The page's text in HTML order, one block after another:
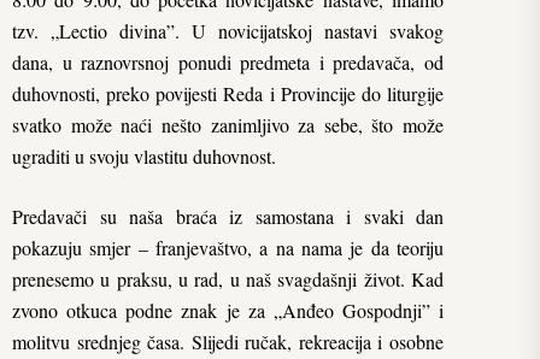
tzv. „Lectio divina”. U novicijatskoj nastavi svakog
dana, u raznovrsnoj ponudi predmeta i predavača, od
duhovnosti, preko povijesti Reda i Provincije do liturgije
svatko može naći nešto zanimljivo za sebe, što može
ugraditi u svoju vlastitu duhovnost.
Predavači su naša braća iz samostana i svaki dan
pokazuju smjer – franjevaštvo, a na nama je da teoriju
prenesemo u praksu, u rad, u naš svagdašnji život. Kad
zvono otkuca podne znak je za „Anđeo Gospodnji” i
molitvu srednjeg časa. Slijedi ručak, rekreacija i osobne